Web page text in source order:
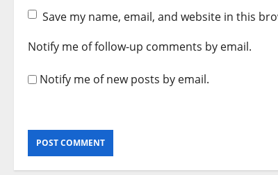
Save my name, email, and website in this
Notify me of follow-up comments by email.
Notify me of new posts by email.